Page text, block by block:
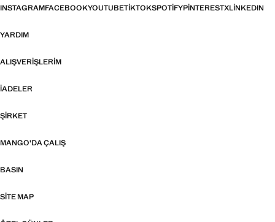
INSTAGRAMFACEBOOKYOUTUBETIKTOKSPOTIFYPINTERESTXLINKEDIN
YARDIM
ALIŞVERIŞLERIM
İADELER
ŞIRKET
MANGO'DA ÇALIŞ
BASIN
SITE MAP